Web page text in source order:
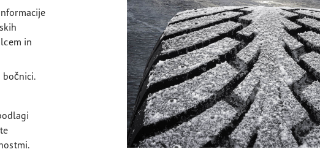
in
bočnici.